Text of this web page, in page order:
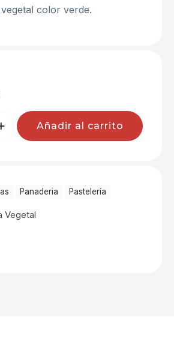
color verde.
Añadir al carrito
Panaderia Pastelerí­a
Vegetal